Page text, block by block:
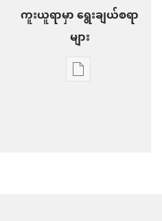
ကူးယူရာမှာ ရွေးချယ်စရာ
များ
စာပေ